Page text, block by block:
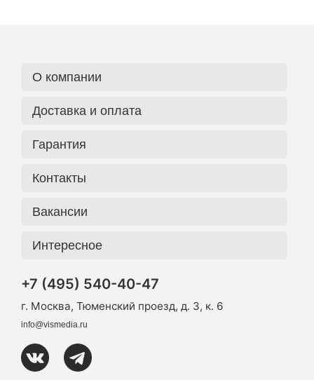
О компании
Доставка и оплата
Гарантия
Контакты
Вакансии
Интересное
+7 (495) 540-40-47
г. Москва, Тюменский проезд, д. 3, к. 6
info@vismedia.ru